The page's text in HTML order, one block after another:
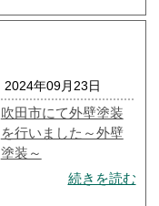
2024年09月23日
吹田市にて外壁塗装
を行いました～外壁
塗装～
続きを読む